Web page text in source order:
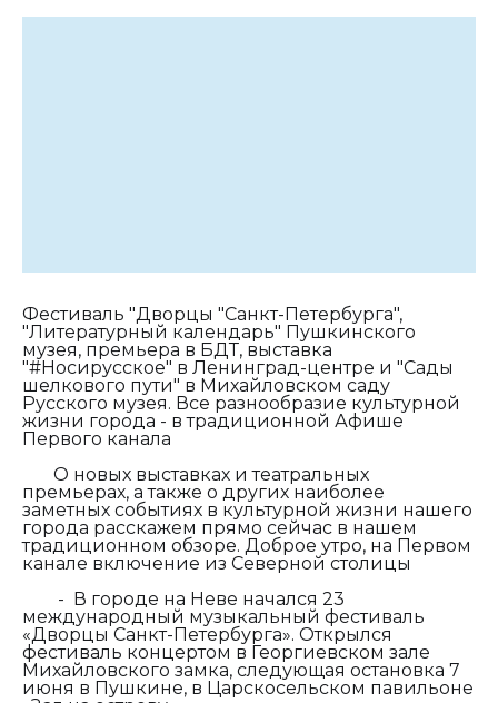
Фестиваль "Дворцы "Санкт-Петербурга",
"Литературный календарь" Пушкинского
музея, премьера в БДТ, выставка
"#Носирусское" в Ленинград-центре и "Сады
шелкового пути" в Михайловском саду
Русского музея. Все разнообразие культурной
жизни города - в традиционной Афише
Первого канала
О новых выставках и театральных
премьерах, а также о других наиболее
заметных событиях в культурной жизни нашего
города расскажем прямо сейчас в нашем
традиционном обзоре. Доброе утро, на Первом
канале включение из Северной столицы
- В городе на Неве начался 23
международный музыкальный фестиваль
«Дворцы Санкт-Петербурга». Открылся
фестиваль концертом в Георгиевском зале
Михайловского замка, следующая остановка 7
июня в Пушкине, в Царскосельском павильоне